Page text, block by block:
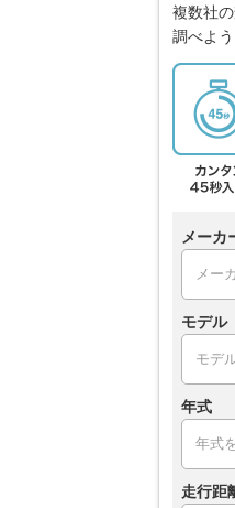
複数社
調べよう
メーカ
モデル
年式
走行距